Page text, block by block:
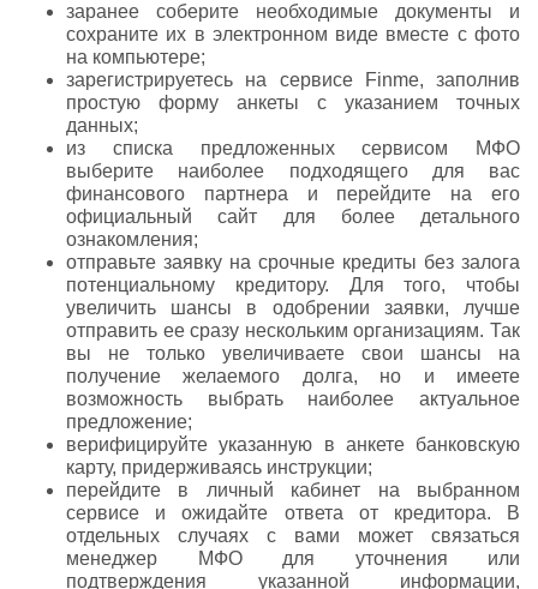
заранее соберите необходимые документы и
сохраните их в электронном виде вместе с фото
на компьютере;
зарегистрируетесь на сервисе Finme, заполнив
простую форму анкеты с указанием точных
данных;
из списка предложенных сервисом МФО
выберите наиболее подходящего для вас
финансового партнера и перейдите на его
официальный сайт для более детального
ознакомления;
отправьте заявку на срочные кредиты без залога
потенциальному кредитору. Для того, чтобы
увеличить шансы в одобрении заявки, лучше
отправить ее сразу нескольким организациям. Так
вы не только увеличиваете свои шансы на
получение желаемого долга, но и имеете
возможность выбрать наиболее актуальное
предложение;
верифицируйте указанную в анкете банковскую
карту, придерживаясь инструкции;
перейдите в личный кабинет на выбранном
сервисе и ожидайте ответа от кредитора. В
отдельных случаях с вами может связаться
менеджер МФО для уточнения или
подтверждения указанной информации,